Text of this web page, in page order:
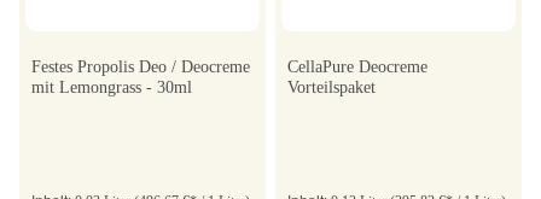
Festes Propolis Deo / Deocreme
mit Lemongrass - 30ml
CellaPure Deocreme
Vorteilspaket